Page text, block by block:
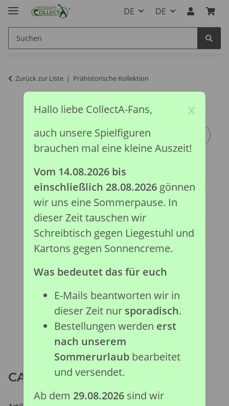
DE DE
Zurück zur Liste Prähistorische Kollektion
CARNOTAURUS - DELUXE 1:40
x
Hallo liebe CollectA-Fans,
auch unsere Spielfiguren
brauchen mal eine kleine Auszeit!
Vom 14.08.2026 bis
einschließlich 28.08.2026gönnen
wir uns eine Sommerpause. In
dieser Zeit tauschen wir
Schreibtisch gegen Liegestuhl und
Kartons gegen Sonnencreme.
Was bedeutet das für euch
E-Mails beantworten wir in
dieser Zeit nur sporadisch.
Bestellungen werden erst
nach unserem
Sommerurlaubbearbeitet
und versendet.
Ab dem 29.08.2026sind wir